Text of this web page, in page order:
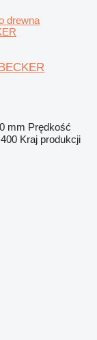
drewna
mm Prędkość
400 Kraj produkcji